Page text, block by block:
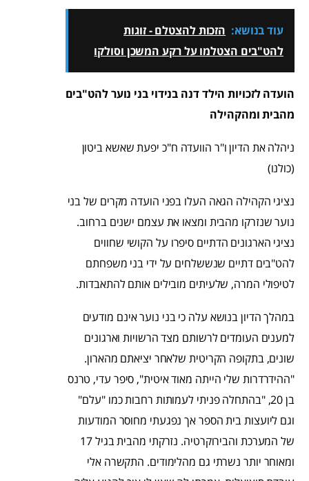
עוד בנושא: הזכות להצטלם - זוגות
להט"בים הצטלמו על רקע המשכן וסולקו
הועדה לזכויות הילד דנה בנידוי בני נוער להט"בים
מהבית ומהקהילה
ניהלה את הדיון ו"ר הוועדה ח"כ יפעת שאשא ביטון
(כולנו)
נציגי הקהילה הגאה העלו בפני הועדה מקרים של בני
נוער שנזרקו מהבית ומצאו את עצמם ישנים ברחוב.
נציגי הארגונים הדתיים סיפרו על הקושי שחווים
להט"בים דתיים שנששלחים על ידי בני משפחתם
לטיפולי המרה, שלעיתים מובילים אותם להתאבדות.
במהלך הדיון בנושא עלה כי בני נוער אינם מודעים
למענים העומדים לרשותם מצד הרשויות וארגונים
שונים, בתקופה הקריטית שלאחר יציאתם מהארון.
"ההידרדרות שלי הייתה מאוד איטית", סיפר עדי, טרנס
בן 20, "בהתחלה פניתי לעמותות רחבות כמו "עלם"
וגם ליועצות בית הספר אך נפגעתי מחוסר המודעות
של המערכת והבירוקרטיה. נזרקתי מהבית בגיל 17
ומאוחר יותר נשרתי גם מהלימודים. התקשרה אלי